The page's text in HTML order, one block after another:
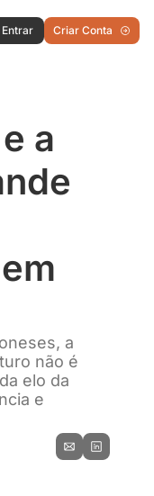
Entrar Criar Conta
a
a
não é
elo da
e